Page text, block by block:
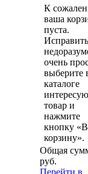
К
ваша
пуста.
очень
выберите
каталоге
товар и
нажмите
кнопку «В
корзину».
Общая
руб.
Перейти в